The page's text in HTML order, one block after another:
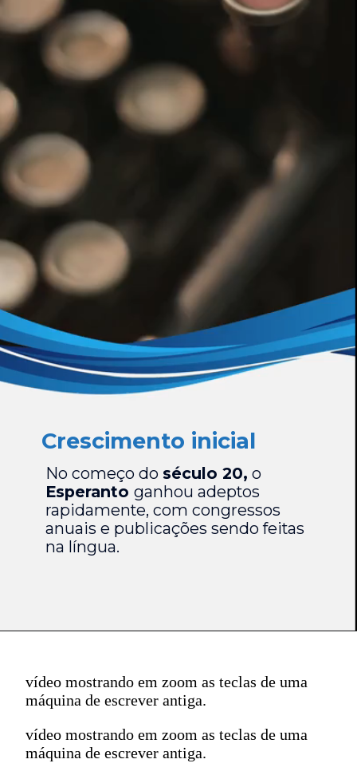
Crescimento inicial
No começo do século 20, o
Esperanto ganhou adeptos
rapidamente, com congressos
anuais e publicações sendo feitas
na língua.
vídeo mostrando em zoom as teclas de uma
máquina de escrever antiga.
vídeo mostrando em zoom as teclas de uma
máquina de escrever antiga.